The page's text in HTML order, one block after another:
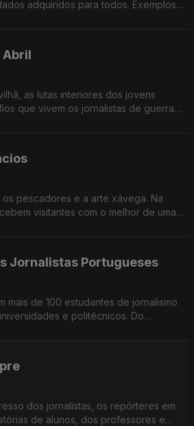
adquiridos para todos. Exemplos
Abril
as lutas interiores dos jovens
que vivem os jornalistas de guerra,
pescadores e a arte xávega. Na
visitantes com o melhor de uma
Jornalistas Portugueses
mais de 100 estudantes de jornalismo
e politécnicos. Do
dos jornalistas, os repórteres em
de alunos, dos professores e